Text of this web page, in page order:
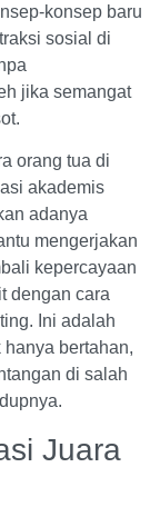
konsep baru
sosial di
jika semangat
orang tua di
akademis
adanya
mengerjakan
kepercayaan
dengan cara
Ini adalah
bertahan,
di salah
Juara